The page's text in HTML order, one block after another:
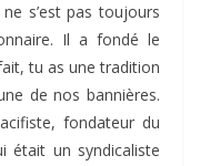
s’est pas toujours
Il a fondé le
tu as une tradition
de nos bannières.
fondateur du
était un syndicaliste